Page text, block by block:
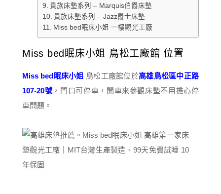
貴族床墊系列 – Marquis伯爵床墊
貴族床墊系列 – Jazz爵士床墊
Miss bed眠床小姐 一樓觀光工廠
Miss bed眠床小姐 鳥松工廠館 位置
Miss bed眠床小姐 鳥松工廠館位於高雄鳥松區中正路
107-20號，門口可停車，開車來參觀床墊不用擔心停
車問題。